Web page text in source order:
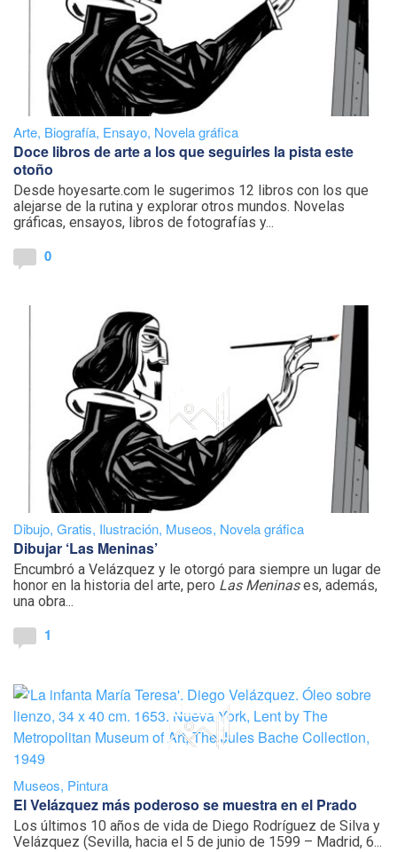
Arte, Biografía, Ensayo, Novela gráfica
Doce libros de arte a los que seguirles la pista este
otoño
Desde hoyesarte.com le sugerimos 12 libros con los que
alejarse de la rutina y explorar otros mundos. Novelas
gráficas, ensayos, libros de fotografías y...
0
Dibujo, Gratis, Ilustración, Museos, Novela gráfica
Dibujar ‘Las Meninas’
Encumbró a Velázquez y le otorgó para siempre un lugar de
honor en la historia del arte, pero Las Meninases, además,
una obra...
1
Museos, Pintura
El Velázquez más poderoso se muestra en el Prado
Los últimos 10 años de vida de Diego Rodríguez de Silva y
Velázquez (Sevilla, hacia el 5 de junio de 1599 – Madrid, 6...